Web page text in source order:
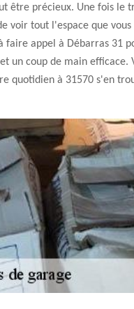
être précieux. Une fois le
voir tout l'espace que vous
faire appel à Débarras 31
un coup de main efficace.
quotidien à 31570 s'en